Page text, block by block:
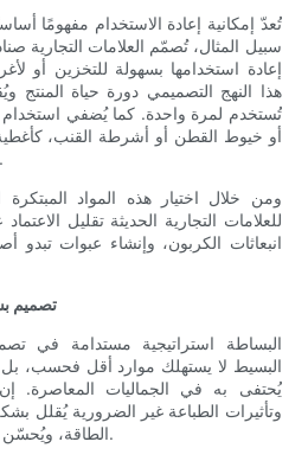
تُعدّ إمكانية إعادة الاستخدام مفهومًا
سبيل المثال، تُصمّم العلامات التجارية
إعادة استخدامها بسهولة للتخزين أو
هذا النهج التصميمي دورة حياة المنتج
تُستخدم لمرة واحدة. كما يُضفي استخدام
أو خيوط القطن أو أشرطة القنب،
دون اللجوء إلى بدائل صناعية.
ومن خلال اختيار هذه المواد المبتكرة
للعلامات التجارية الحديثة تقليل
انبعاثات الكربون، وإنشاء عبوات تبدو
تصميم
البساطة استراتيجية مستدامة في
البسيط لا يستهلك موارد أقل فحسب، بل
يُحتفى به في الجماليات المعاصرة.
وتأثيرات الطباعة غير الضرورية يُقلل
الطاقة، ويُحسّن تجربة فتح التغليف للمستهلك.